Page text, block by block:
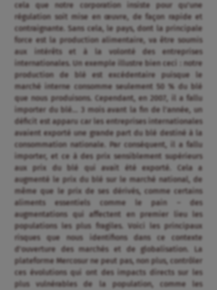
cela que notre corporation insiste pour qu’une
régulation soit mise en œuvre, de façon rapide et
contraignante. Sans cela, le pays, dont la principale
force est la production alimentaire, va être soumis
aux intérêts et à la volonté des entreprises
internationales. Un exemple illustre bien ceci : notre
production de blé est excédentaire puisque le
marché interne consomme seulement 50 % du blé
que nous produisons. Cependant, en 2007, il a fallu
importer du blé… 3 mois avant la fin de l’année, un
déficit est apparu car les entreprises internationales
avaient exporté une grande part du blé destiné à la
consommation nationale. Par conséquent, il a fallu
importer, et ce à des prix sensiblement supérieurs
aux prix du blé qui avait été exporté. Cela a
augmenté le prix du blé sur le marché national, de
même que le prix de ses dérivés, comme certains
aliments essentiels comme le pain – des
augmentations qui affectent en premier lieu les
populations les plus fragiles. Voici les principaux
risques que nous identifions dans ce contexte
d’ouverture des marchés et de globalisation. La
plateforme Mercosur ne peut pas, non plus, contrôler
ces évolutions qui ont des impacts directs sur les
plus vulnérables de la population, comme les